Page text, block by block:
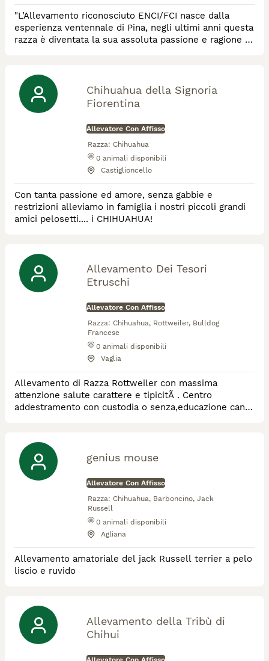
"L’Allevamento riconosciuto ENCI/FCI nasce dalla
esperienza ventennale di Pina, negli ultimi anni questa
razza è diventata la sua assoluta passione e ragione di
infatti di un allevamento familiare che permette ai
cuccioli di nascere già circondati da amore umano."
Chihuahua della Signoria
Fiorentina
Allevatore Con Affisso
Razza: Chihuahua
0 animali disponibili
Castiglioncello
Con tanta passione ed amore, senza gabbie e
restrizioni alleviamo in famiglia i nostri piccoli grandi
amici pelosetti.... i CHIHUAHUA!
Allevamento Dei Tesori
Etruschi
Allevatore Con Affisso
Razza: Chihuahua, Rottweiler, Bulldog
Francese
0 animali disponibili
Vaglia
Allevamento di Razza Rottweiler con massima
attenzione salute carattere e tipicitÃ . Centro
addestramento con custodia o senza,educazione cane
genius mouse
Allevatore Con Affisso
Razza: Chihuahua, Barboncino, Jack
Russell
0 animali disponibili
Agliana
Allevamento amatoriale del jack Russell terrier a pelo
liscio e ruvido
Allevamento della Tribù di
Chihui